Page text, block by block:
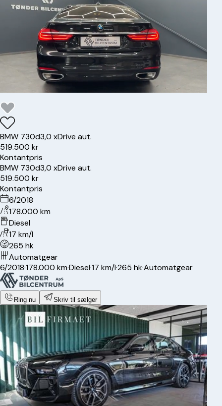
BMW 730d3,0 xDrive aut.
519.500 kr
Kontantpris
BMW 730d3,0 xDrive aut.
519.500 kr
Kontantpris
6/2018
178.000 km
Diesel
17 km/l
265 hk
Automatgear
6/2018·178.000 km·Diesel·17 km/l·265 hk·Automatgear
Ring nu Skriv til sælger